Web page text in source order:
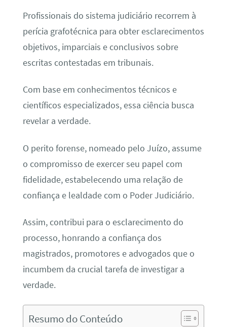
Profissionais do sistema judiciário recorrem à
perícia grafotécnica para obter esclarecimentos
objetivos, imparciais e conclusivos sobre
escritas contestadas em tribunais.
Com base em conhecimentos técnicos e
científicos especializados, essa ciência busca
revelar a verdade.
O perito forense, nomeado pelo Juízo, assume
o compromisso de exercer seu papel com
fidelidade, estabelecendo uma relação de
confiança e lealdade com o Poder Judiciário.
Assim, contribui para o esclarecimento do
processo, honrando a confiança dos
magistrados, promotores e advogados que o
incumbem da crucial tarefa de investigar a
verdade.
Resumo do Conteúdo